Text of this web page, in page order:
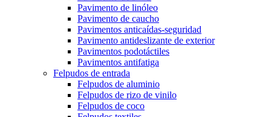
Pavimento de linóleo
Pavimento de caucho
Pavimentos anticaídas-seguridad
Pavimento antideslizante de exterior
Pavimentos podotáctiles
Pavimentos antifatiga
Felpudos de entrada
Felpudos de aluminio
Felpudos de rizo de vinilo
Felpudos de coco